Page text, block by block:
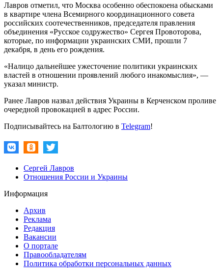
Лавров отметил, что Москва особенно обеспокоена обысками
в квартире члена Всемирного координационного совета
российских соотечественников, председателя правления
объединения «Русское содружество» Сергея Провоторова,
которые, по информации украинских СМИ, прошли 7
декабря, в день его рождения.
«Налицо дальнейшее ужесточение политики украинских
властей в отношении проявлений любого инакомыслия», —
указал министр.
Ранее Лавров назвал действия Украины в Керченском проливе
очередной провокацией в адрес России.
Подписывайтесь на Балтологию в Telegram!
Сергей Лавров
Отношения России и Украины
Информация
Архив
Реклама
Редакция
Вакансии
О портале
Правообладателям
Политика обработки персональных данных